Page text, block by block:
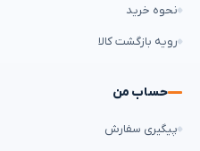
نحوه خرید
رویه بازگشت کالا
حساب من
پیگیری سفارش